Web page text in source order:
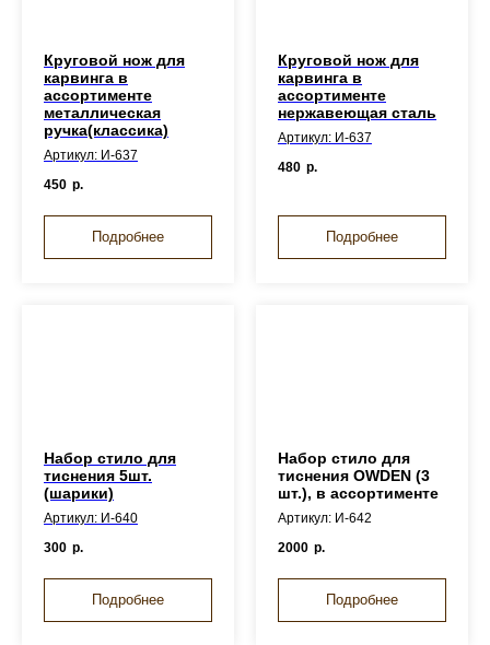
Круговой нож для
карвинга в
ассортименте
металлическая
ручка(классика)
Артикул: И-637
450 р.
Подробнее
Круговой нож для
карвинга в
ассортименте
нержавеющая сталь
Артикул: И-637
480 р.
Подробнее
Набор стило для
тиснения 5шт.
(шарики)
Артикул: И-640
300 р.
Подробнее
Набор стило для
тиснения OWDEN (3
шт.), в ассортименте
Артикул: И-642
2000 р.
Подробнее